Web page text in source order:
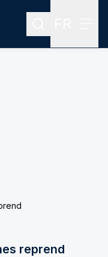
Rechercher
reprend